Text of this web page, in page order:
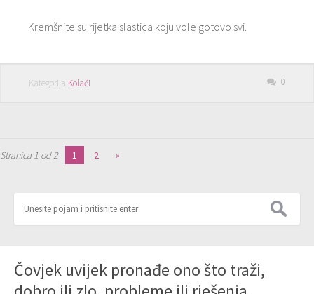
Kremšnite su rijetka slastica koju vole gotovo svi.
Kategorija Kolači 0
Stranica 1 od 2 1 2 »
Čovjek uvijek pronađe ono što traži,